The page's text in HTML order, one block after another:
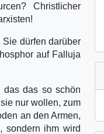
Christlicher
Sie dürfen darüber
auf Falluja
das das so schön
nur wollen, zum
an den Armen,
sondern ihm wird